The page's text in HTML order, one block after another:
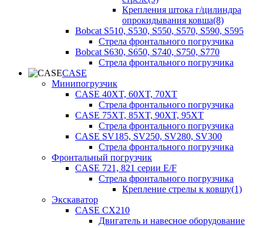
Крепления штока г/цилиндра
опрокидывания ковша(8)
Bobcat S510, S530, S550, S570, S590, S595
Стрела фронтального погрузчика
Bobcat S630, S650, S740, S750, S770
Стрела фронтального погрузчика
CASE
Минипогрузчик
CASE 40XT, 60XT, 70XT
Стрела фронтального погрузчика
CASE 75XT, 85XT, 90XT, 95XT
Стрела фронтального погрузчика
CASE SV185, SV250, SV280, SV300
Стрела фронтального погрузчика
Фронтальный погрузчик
CASE 721, 821 серии E/F
Стрела фронтального погрузчика
Крепление стрелы к ковшу(1)
Экскаватор
CASE CX210
Двигатель и навесное оборудование